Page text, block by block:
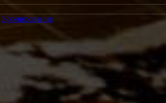
Бронирование